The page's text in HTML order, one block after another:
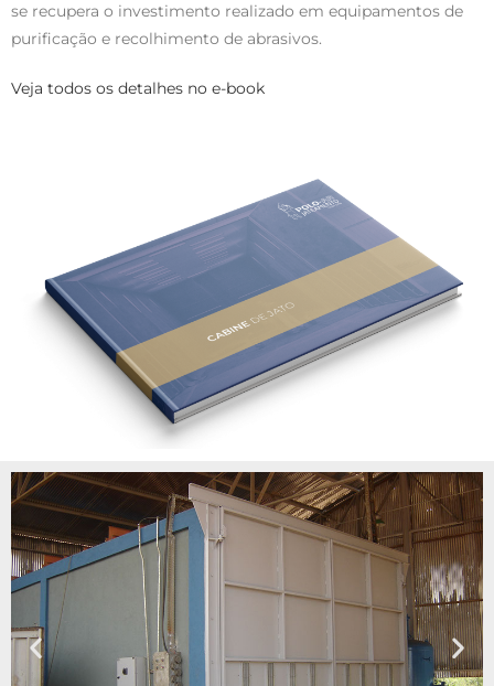
se recupera o investimento realizado em equipamentos de
purificação e recolhimento de abrasivos.
Veja todos os detalhes no e-book